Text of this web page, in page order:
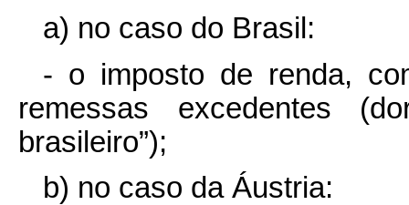
a) no caso do Brasil:
- o imposto de renda,
remessas excedentes
brasileiro”);
b) no caso da Áustria: